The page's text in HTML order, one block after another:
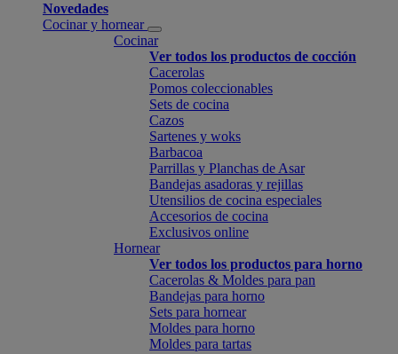
Novedades
Cocinar y hornear
Cocinar
Ver todos los productos de cocción
Cacerolas
Pomos coleccionables
Sets de cocina
Cazos
Sartenes y woks
Barbacoa
Parrillas y Planchas de Asar
Bandejas asadoras y rejillas
Utensilios de cocina especiales
Accesorios de cocina
Exclusivos online
Hornear
Ver todos los productos para horno
Cacerolas & Moldes para pan
Bandejas para horno
Sets para hornear
Moldes para horno
Moldes para tartas